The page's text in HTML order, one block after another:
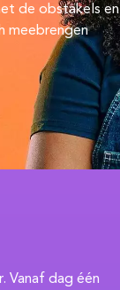
de obstakels en
meebrengen
Vanaf dag één